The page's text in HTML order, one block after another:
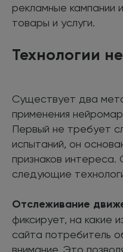
рекламные кампании
товары и услуги.
Технологии
Существует два
применения
Первый не требует
испытаний, он
признаков
следующие
Отслеживание
фиксирует, на какие
сайта потребитель
внимание. Это